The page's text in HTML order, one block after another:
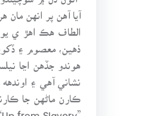
آيا آهن پر انهن
الطاف هڪ اهڙ ي
ذهين، معصوم ۽
هوندو جڏهن اڃا
نشاني آهي ۽
ڪارن ماڻهن جا